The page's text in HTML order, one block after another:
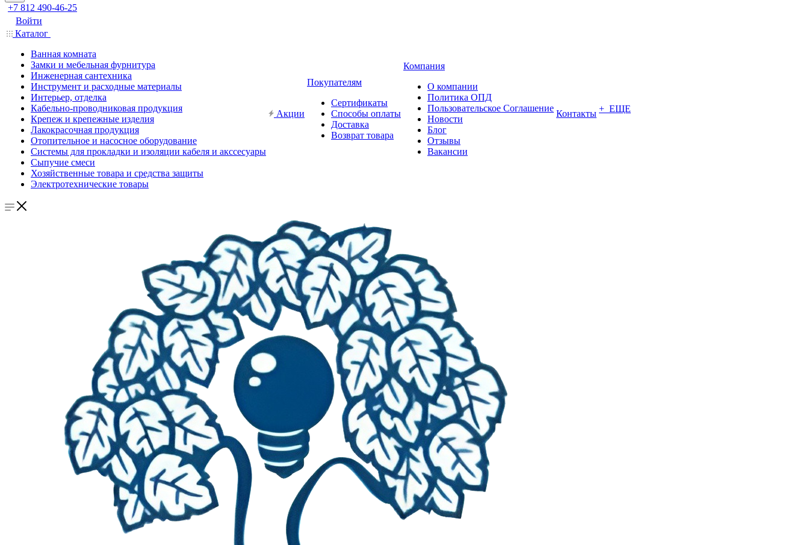
+7 812 490-46-25
Войти
Каталог
Ванная комната
Замки и мебельная фурнитура
Инженерная сантехника
Инструмент и расходные материалы
Интерьер, отделка
Кабельно-проводниковая продукция
Крепеж и крепежные изделия
Лакокрасочная продукция
Отопительное и насосное оборудование
Системы для прокладки и изоляции кабеля и акссесуары
Сыпучие смеси
Хозяйственные товара и средства защиты
Электротехнические товары
Акции
Покупателям
Сертификаты
Способы оплаты
Доставка
Возврат товара
Компания
О компании
Политика ОПД
Пользовательское Соглашение
Новости
Блог
Отзывы
Вакансии
Контакты + ЕЩЕ